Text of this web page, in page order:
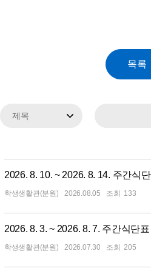
2026. 8. 10. ~ 2026. 8. 14. 주간식
학생생활관(분원) 2026.08.05 133
2026. 8. 3. ~ 2026. 8. 7. 주간식단표
학생생활관(분원) 2026.07.30 205